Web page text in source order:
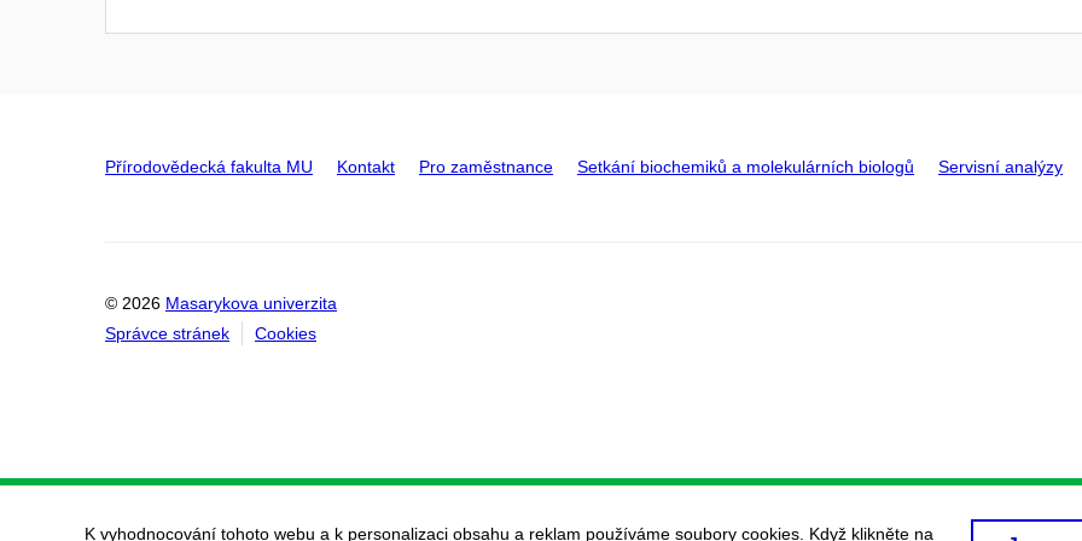
Přírodovědecká fakulta MU Kontakt Pro zaměstnance Setkání biochemiků a molekulárních biologů Servisní analýzy
© 2026 Masarykova univerzita
Správce stránek
Cookies
K vyhodnocování tohoto webu a k personalizaci obsahu a reklam používáme soubory cookies. Když klikněte na